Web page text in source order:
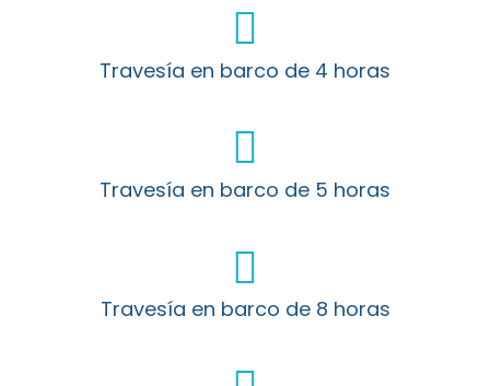
Travesía en barco de 4 horas
Travesía en barco de 5 horas
Travesía en barco de 8 horas